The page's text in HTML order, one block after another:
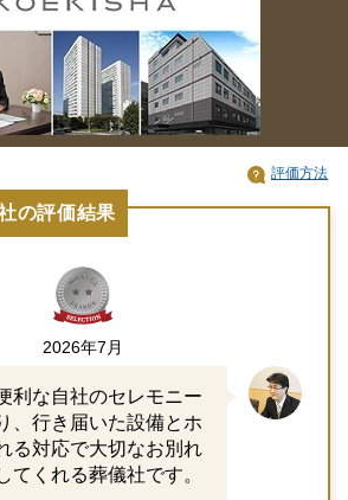
の評価結果
評価方法
2026年7月
利な自社のセレモニー
、行き届いた設備とホ
る対応で大切なお別れ
てくれる葬儀社です。